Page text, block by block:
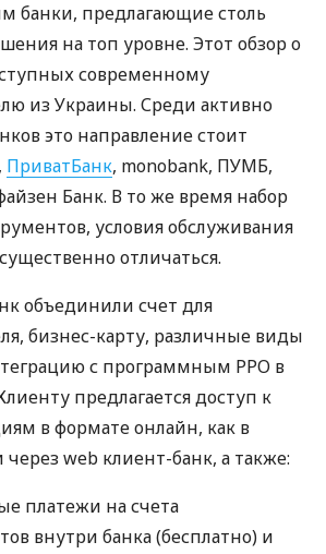
банки, предлагающие столь
на топ уровне. Этот обзор о
современному
из Украины. Среди активно
это направление стоит
ПриватБанк, monobank, ПУМБ,
Банк. В то же время набор
условия обслуживания
отличаться.
объединили счет для
бизнес-карту, различные виды
с программным РРО в
предлагается доступ к
в формате онлайн, как в
web клиент-банк, а также:
платежи на счета
внутри банка (бесплатно) и